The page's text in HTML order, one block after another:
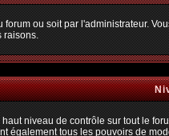
ou soit par l'administrateur.
raisons.
niveau de contrôle sur tout le
également tous les pouvoirs de